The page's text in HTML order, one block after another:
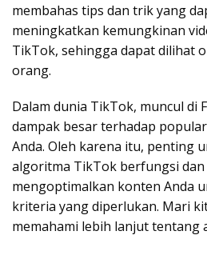
membahas tips dan trik yang
meningkatkan kemungkinan
TikTok, sehingga dapat dilihat
orang.
Dalam dunia TikTok, muncul di
dampak besar terhadap
Anda. Oleh karena itu, penting
algoritma TikTok berfungsi dan
mengoptimalkan konten Anda
kriteria yang diperlukan. Mari
memahami lebih lanjut tentang